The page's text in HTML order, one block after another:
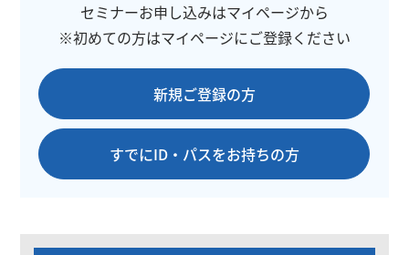
セミナーお申し込みはマイページから
※初めての方はマイページにご登録ください
新規ご登録の方
すでにID・パスをお持ちの方